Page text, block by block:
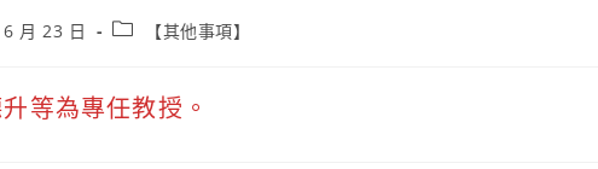
月 23 日 【其他事項】
等為專任教授。